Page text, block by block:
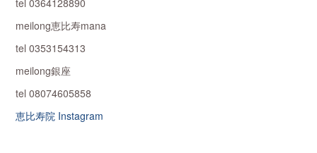
tel 0364128890
meilong恵比寿mana
tel 0353154313
meilong銀座
tel 08074605858
恵比寿院 Instagram